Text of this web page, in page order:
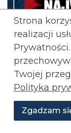
Adrian
sięgnął 7,3%
tempie
przekroczy
Strona
realizacji
Twojej
Polityka
Zgadzam